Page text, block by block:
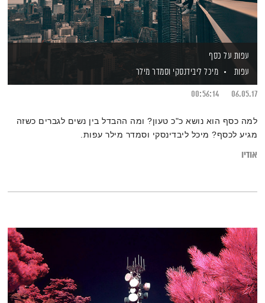
עפות על כסף
עפות
מיכל ליבידנסקי וסמדר מילר
06.05.17
00:56:14
למה כסף הוא נושא כ"כ טעון? ומה ההבדל בין נשים לגברים כשזה
מגיע לכסף? מיכל ליבדינסקי וסמדר מילר עפות.
אודיו